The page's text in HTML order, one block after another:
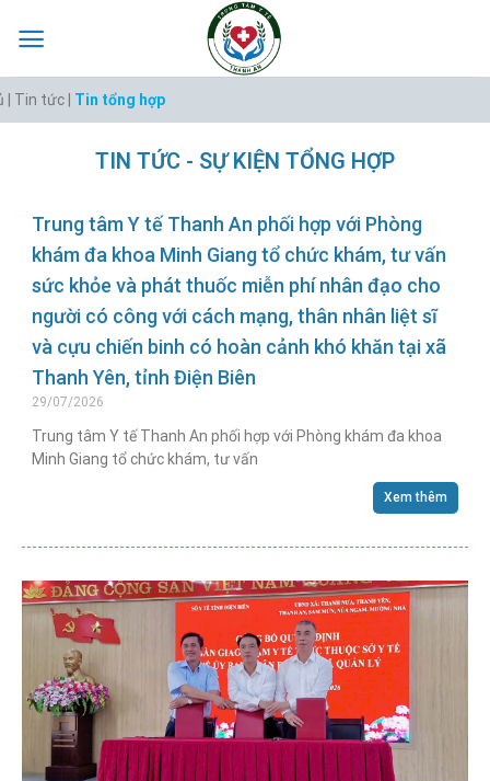
| Tin tức | Tin tổng hợp
TIN TỨC - SỰ KIỆN TỔNG HỢP
Trung tâm Y tế Thanh An phối hợp với Phòng
khám đa khoa Minh Giang tổ chức khám, tư vấn
sức khỏe và phát thuốc miễn phí nhân đạo cho
người có công với cách mạng, thân nhân liệt sĩ
và cựu chiến binh có hoàn cảnh khó khăn tại xã
Thanh Yên, tỉnh Điện Biên
29/07/2026
Trung tâm Y tế Thanh An phối hợp với Phòng khám đa khoa
Minh Giang tổ chức khám, tư vấn
Xem thêm